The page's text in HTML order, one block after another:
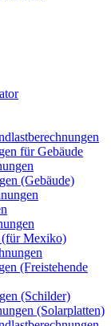
für Gebäude
(Gebäude)
(für Mexiko)
(Freistehende
(Schilder)
(Solarplatten)